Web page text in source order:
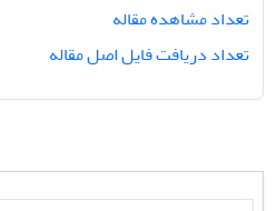
تعداد مشاهده مقاله
تعداد دریافت فایل اصل مقاله